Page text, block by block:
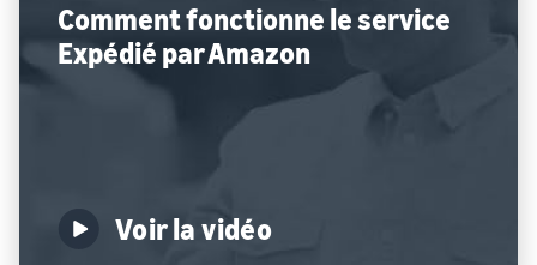
Comment fonctionne le service
Expédié par Amazon
Voir la vidéo